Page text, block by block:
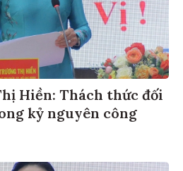
Hiền: Thách thức đối
kỷ nguyên công